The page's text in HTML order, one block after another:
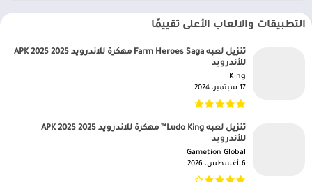
التطبيقات والالعاب الأعلى تقييمًا
تنزيل لعبه Farm Heroes Saga مهكرة للاندرويد APK 2025 2025
للأندرويد
King‏
17 سبتمبر، 2024
تنزيل لعبه Ludo King™ مهكرة للاندرويد APK 2025 2025
للأندرويد
Gametion Global‏
6 أغسطس، 2026